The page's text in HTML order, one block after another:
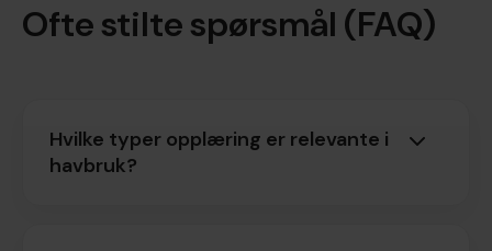
Ofte stilte spørsmål (FAQ)
Hvilke typer opplæring er relevante i
havbruk?